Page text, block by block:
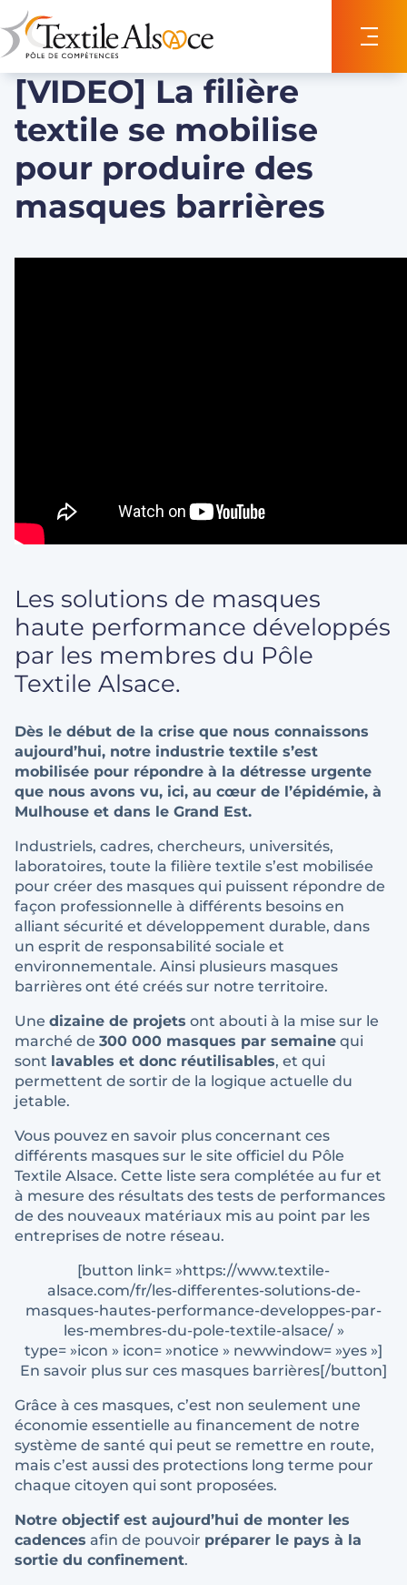
[VIDEO] La filière
textile se mobilise
pour produire des
masques barrières
Les solutions de masques
haute performance développés
par les membres du Pôle
Textile Alsace.
Dès le début de la crise que nous connaissons
aujourd’hui, notre industrie textile s’est
mobilisée pour répondre à la détresse urgente
que nous avons vu, ici, au cœur de l’épidémie, à
Mulhouse et dans le Grand Est.
Industriels, cadres, chercheurs, universités,
laboratoires, toute la filière textile s’est mobilisée
pour créer des masques qui puissent répondre de
façon professionnelle à différents besoins en
alliant sécurité et développement durable, dans
un esprit de responsabilité sociale et
environnementale. Ainsi plusieurs masques
barrières ont été créés sur notre territoire.
Une dizaine de projets ont abouti à la mise sur le
marché de 300 000 masques par semaine qui
sont lavables et donc réutilisables, et qui
permettent de sortir de la logique actuelle du
jetable.
Vous pouvez en savoir plus concernant ces
différents masques sur le site officiel du Pôle
Textile Alsace. Cette liste sera complétée au fur et
à mesure des résultats des tests de performances
de des nouveaux matériaux mis au point par les
entreprises de notre réseau.
[button link= »https://www.textile-
alsace.com/fr/les-differentes-solutions-de-
masques-hautes-performance-developpes-par-
les-membres-du-pole-textile-alsace/ »
type= »icon » icon= »notice » newwindow= »yes »]
En savoir plus sur ces masques barrières[/button]
Grâce à ces masques, c’est non seulement une
économie essentielle au financement de notre
système de santé qui peut se remettre en route,
mais c’est aussi des protections long terme pour
chaque citoyen qui sont proposées.
Notre objectif est aujourd’hui de monter les
cadences afin de pouvoir préparer le pays à la
sortie du confinement.
Panneau de gestion des cookies